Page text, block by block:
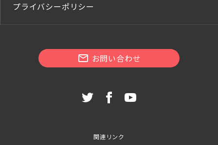
プライバシーポリシー
お問い合わせ
関連リンク